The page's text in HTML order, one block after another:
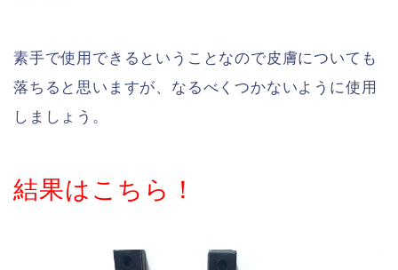
素手で使用できるということなので皮膚についても
落ちると思いますが、なるべくつかないように使用
しましょう。
結果はこちら！